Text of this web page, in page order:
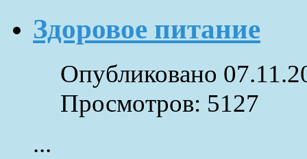
Здоровое питание
Опубликовано
Просмотров: 5127
...